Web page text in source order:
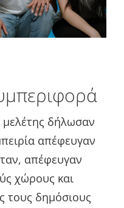
μελέτης δήλωσαν
απέφευγαν
απέφευγαν
χώρους και
τους δημόσιους